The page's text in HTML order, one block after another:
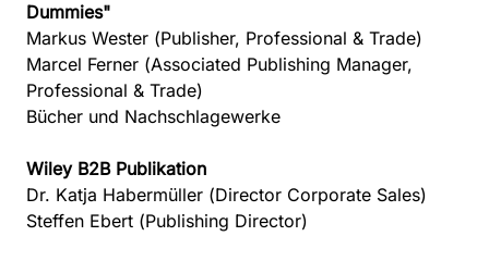
Dummies"
Markus Wester (Publisher, Professional & Trade)
Marcel Ferner (Associated Publishing Manager,
Professional & Trade)
Bücher und Nachschlagewerke
Wiley B2B Publikation
Dr. Katja Habermüller (Director Corporate Sales)
Steffen Ebert (Publishing Director)